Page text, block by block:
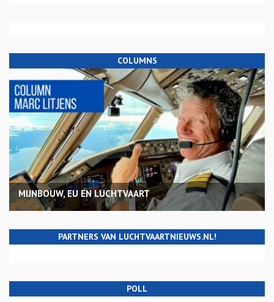
COLUMNS
MIJNBOUW, EU EN LUCHTVAART
PARTNERS VAN LUCHTVAARTNIEUWS.NL!
POLL